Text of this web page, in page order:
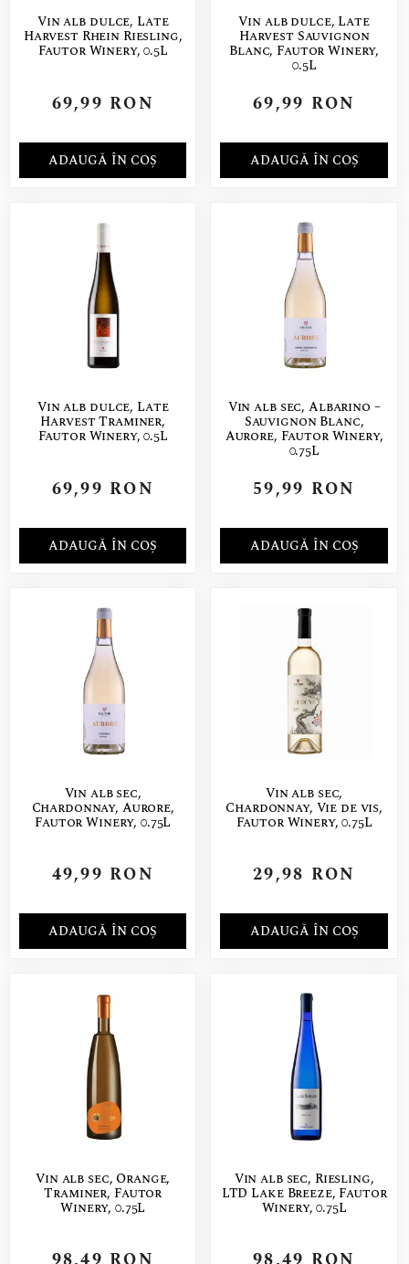
Vin alb dulce, Late
Harvest Rhein Riesling,
Fautor Winery, 0.5L
69,99 RON
ADAUGĂ ÎN COȘ
Vin alb dulce, Late
Harvest Sauvignon
Blanc, Fautor Winery,
0.5L
69,99 RON
ADAUGĂ ÎN COȘ
Vin alb dulce, Late
Harvest Traminer,
Fautor Winery, 0.5L
69,99 RON
ADAUGĂ ÎN COȘ
Vin alb sec, Albarino –
Sauvignon Blanc,
Aurore, Fautor Winery,
0.75L
59,99 RON
ADAUGĂ ÎN COȘ
Vin alb sec,
Chardonnay, Aurore,
Fautor Winery, 0.75L
49,99 RON
ADAUGĂ ÎN COȘ
Vin alb sec,
Chardonnay, Vie de vis,
Fautor Winery, 0.75L
29,98 RON
ADAUGĂ ÎN COȘ
Vin alb sec, Orange,
Traminer, Fautor
Winery, 0.75L
Vin alb sec, Riesling,
LTD Lake Breeze, Fautor
Winery, 0.75L